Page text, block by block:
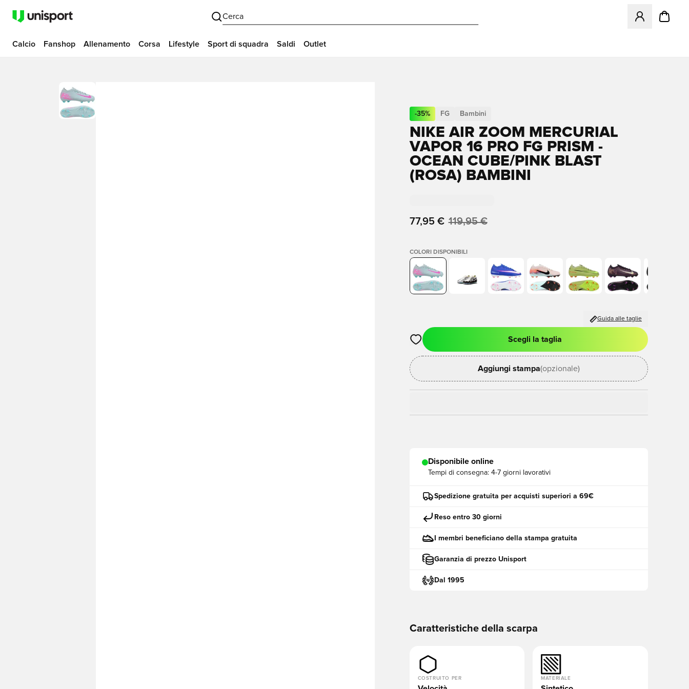
Cerca
Apre una
Calcio Fanshop Allenamento Corsa Lifestyle Sport di squadra Saldi Outlet
-35% FG Bambini
NIKE AIR ZOOM MERCURIAL
VAPOR 16 PRO FG PRISM -
OCEAN CUBE/PINK BLAST
(ROSA) BAMBINI
77,95 € 119,95 €
COLORI DISPONIBILI
Guida alle taglie
Apre una finestra modale per accedere o registrarsi come membro
Scegli la taglia
Aggiungi stampa(opzionale)
Disponibile online
Tempi di consegna: 4-7 giorni lavorativi
Spedizione gratuita per acquisti superiori a 69€
Reso entro 30 giorni
I membri beneficiano della stampa gratuita
Garanzia di prezzo Unisport
Dal 1995
Caratteristiche della scarpa
COSTRUITO PER MATERIALE